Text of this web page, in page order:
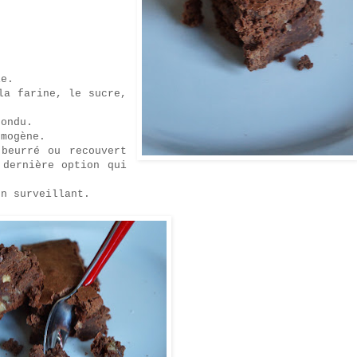
la farine, le sucre,
ou recouvert
option qui
surveillant.